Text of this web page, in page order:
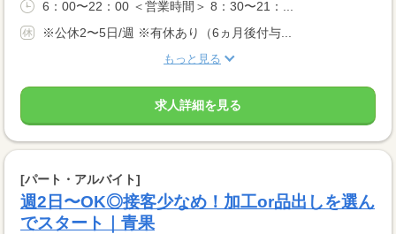
6：00〜22：00 ＜営業時間＞ 8：30〜21：...
※公休2〜5日/週 ※有休あり（6ヵ月後付与...
もっと見る
求人詳細を見る
[パート・アルバイト]
週2日〜OK◎接客少なめ！加工or品出しを選ん
でスタート｜青果